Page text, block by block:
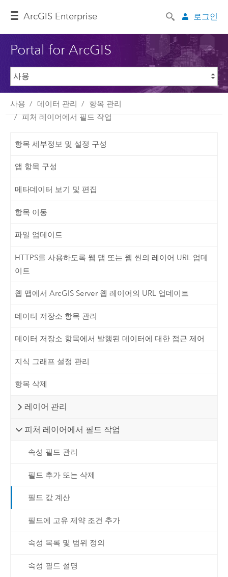
ArcGIS Enterprise 로그인
Portal for ArcGIS
사용 데이터 관리
항목 관리
피처 레이어에서 필드 작업
항목 세부정보 및 설정 구성
앱 항목 구성
메타데이터 보기 및 편집
항목 이동
파일 업데이트
HTTPS를 사용하도록 웹 맵 또는 웹 씬의 레이어 URL 업데
이트
웹 맵에서 ArcGIS Server 웹 레이어의 URL 업데이트
데이터 저장소 항목 관리
데이터 저장소 항목에서 발행된 데이터에 대한 접근 제어
지식 그래프 설정 관리
항목 삭제
레이어 관리
피처 레이어에서 필드 작업
속성 필드 관리
필드 추가 또는 삭제
필드 값 계산
필드에 고유 제약 조건 추가
속성 목록 및 범위 정의
속성 필드 설명